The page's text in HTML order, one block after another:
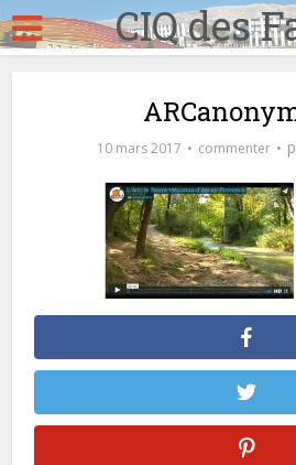
CIQ des
10 mars 2017 commenter